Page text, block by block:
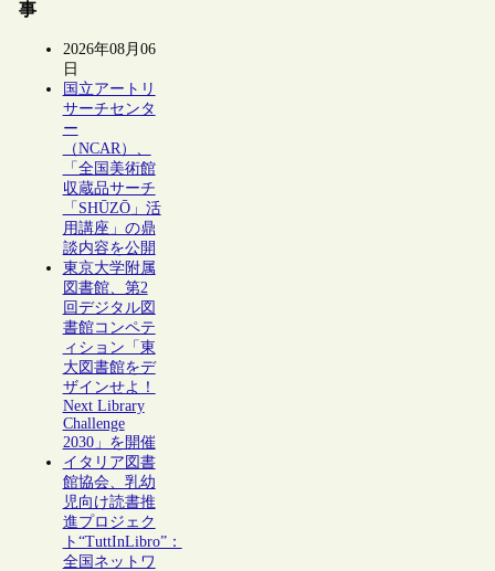
事
2026年08月06
日
国立アートリ
サーチセンタ
ー
（NCAR）、
「全国美術館
収蔵品サーチ
「SHŪZŌ」活
用講座」の鼎
談内容を公開
東京大学附属
図書館、第2
回デジタル図
書館コンペテ
ィション「東
大図書館をデ
ザインせよ！
Next Library
Challenge
2030」を開催
イタリア図書
館協会、乳幼
児向け読書推
進プロジェク
ト“TuttInLibro”：
全国ネットワ